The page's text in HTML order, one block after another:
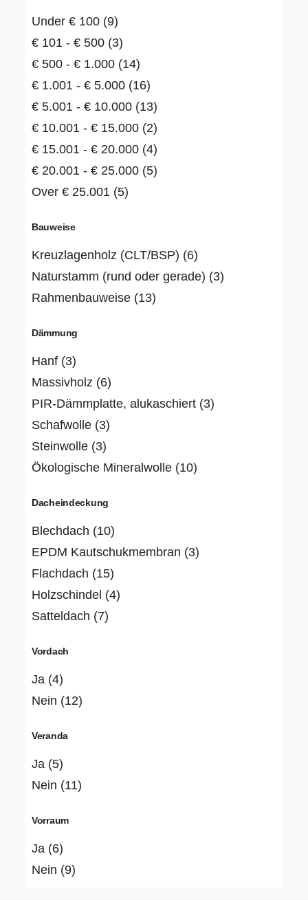
Under € 100 (9)
€ 101 - € 500 (3)
€ 500 - € 1.000 (14)
€ 1.001 - € 5.000 (16)
€ 5.001 - € 10.000 (13)
€ 10.001 - € 15.000 (2)
€ 15.001 - € 20.000 (4)
€ 20.001 - € 25.000 (5)
Over € 25.001 (5)
Bauweise
Kreuzlagenholz (CLT/BSP) (6)
Naturstamm (rund oder gerade) (3)
Rahmenbauweise (13)
Dämmung
Hanf (3)
Massivholz (6)
PIR-Dämmplatte, alukaschiert (3)
Schafwolle (3)
Steinwolle (3)
Ökologische Mineralwolle (10)
Dacheindeckung
Blechdach (10)
EPDM Kautschukmembran (3)
Flachdach (15)
Holzschindel (4)
Satteldach (7)
Vordach
Ja (4)
Nein (12)
Veranda
Ja (5)
Nein (11)
Vorraum
Ja (6)
Nein (9)